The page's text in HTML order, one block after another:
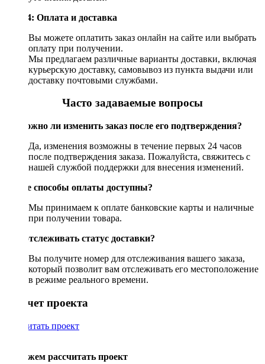
Шаг 4: Оплата и доставка
Вы можете оплатить заказ онлайн на сайте или выбрать
оплату при получении.
Мы предлагаем различные варианты доставки, включая
курьерскую доставку, самовывоз из пункта выдачи или
доставку почтовыми службами.
Часто задаваемые вопросы
Возможно ли изменить заказ после его подтверждения?
Да, изменения возможны в течение первых 24 часов
после подтверждения заказа. Пожалуйста, свяжитесь с
нашей службой поддержки для внесения изменений.
Какие способы оплаты доступны?
Мы принимаем к оплате банковские карты и наличные
при получении товара.
Как отслеживать статус доставки?
Вы получите номер для отслеживания вашего заказа,
который позволит вам отслеживать его местоположение
в режиме реального времени.
Рассчет проекта
Рассчитать проект
Поможем рассчитать проект